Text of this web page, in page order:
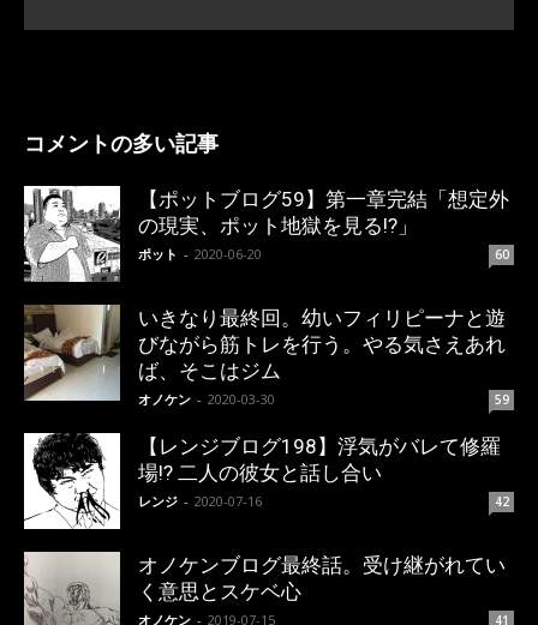
コメントの多い記事
【ポットブログ59】第一章完結「想定外
の現実、ポット地獄を見る!?」
ポット - 2020-06-20 60
いきなり最終回。幼いフィリピーナと遊
びながら筋トレを行う。やる気さえあれ
ば、そこはジム
オノケン - 2020-03-30 59
【レンジブログ198】浮気がバレて修羅
場!? 二人の彼女と話し合い
レンジ - 2020-07-16 42
オノケンブログ最終話。受け継がれてい
く意思とスケベ心
オノケン - 2019-07-15 41